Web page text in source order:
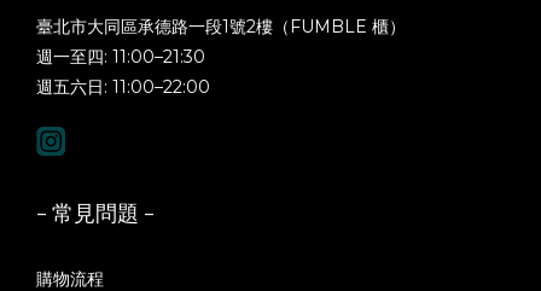
臺北市大同區承德路一段1號2樓（FUMBLE 櫃）
週一至四: 11:00–21:30
週五六日: 11:00–22:00
- 常見問題 -
購物流程